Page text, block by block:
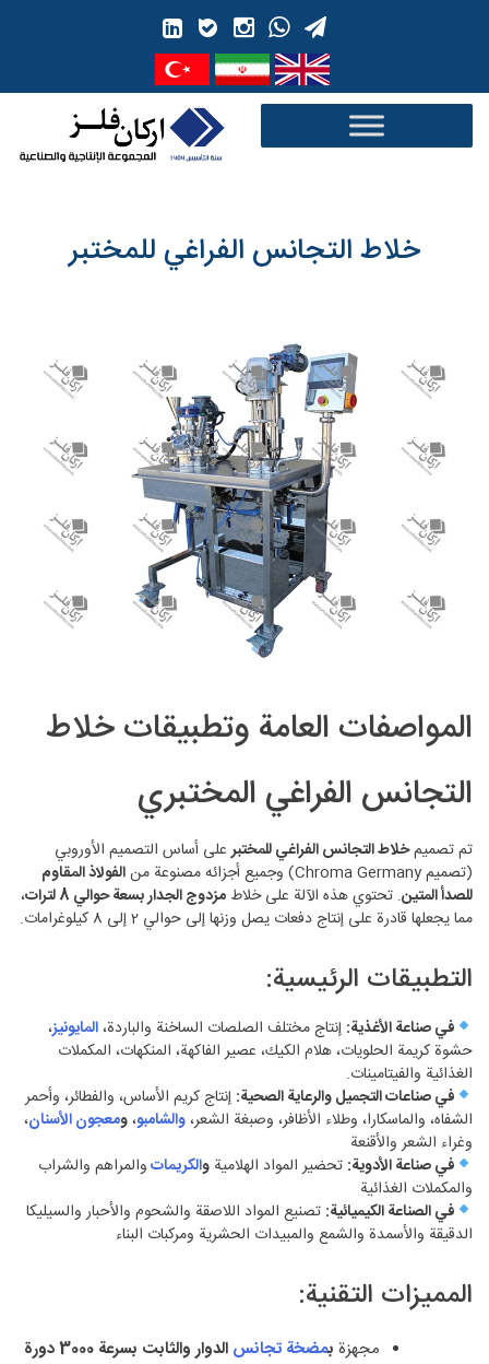
خلاط التجانس الفراغي للمختبر
المواصفات العامة وتطبيقات خلاط
التجانس الفراغي المختبري
تم تصميمخلاط التجانس الفراغي للمختبرعلى أساس التصميم الأوروبي
(تصميم Chroma Germany) وجميع أجزائه مصنوعة من
الفولاذ المقاوم
للصدأ المتين. تحتوي هذه الآلة على خلاط مزدوج الجدار بسعة حوالي 8 لترات
،
مما يجعلها قادرة على إنتاج دفعات يصل وزنها إلى حوالي 2 إلى 8 كيلوغرامات.
التطبيقات الرئيسية:
في صناعة الأغذية: إنتاج مختلف الصلصات الساخنة والباردة،المايونيز،
حشوة كريمة الحلويات، هلام الكيك، عصير الفاكهة، المنكهات، المكملات
الغذائية والفيتامينات.
في صناعات التجميل والرعاية الصحية: إنتاج كريم الأساس، والفطائر، وأحمر
الشفاه، والماسكارا، وطلاء الأظافر، وصبغة الشعر،والشامبو،ومعجون الأسنان،
وغراء الشعر والأقنعة
في صناعة الأدوية: تحضير المواد الهلامية والكريماتوالمراهم والشراب
والمكملات الغذائية
في الصناعة الكيميائية: تصنيع المواد اللاصقة والشحوم والأحبار والسيليكا
الدقيقة والأسمدة والشمع والمبيدات الحشرية ومركبات البناء
المميزات التقنية:
مجهزة بمضخة تجانس الدوار والثابت بسرعة 3000 دورة